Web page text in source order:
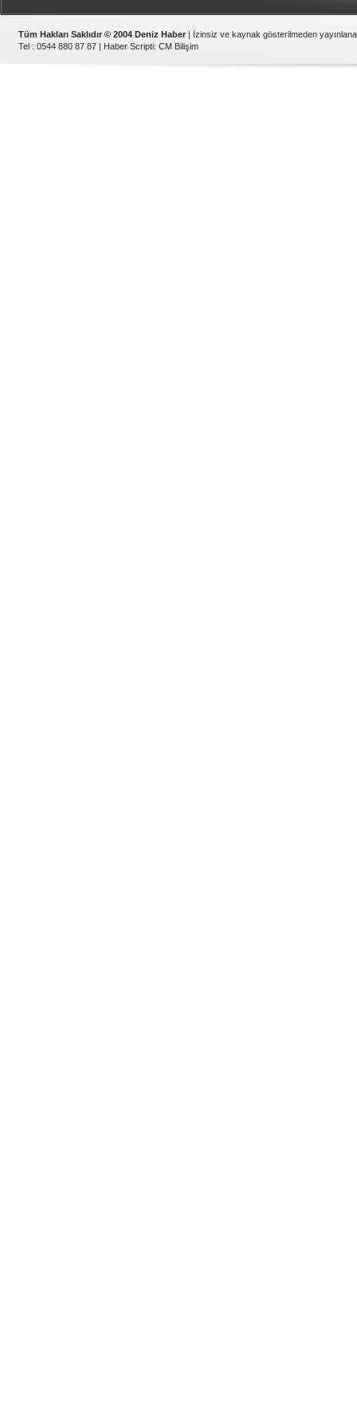
Tüm Hakları Saklıdır © 2004 Deniz Haber | İzinsiz ve kaynak gösterilmeden
Tel : 0544 880 87 87 | Haber Scripti: CM Bilişim